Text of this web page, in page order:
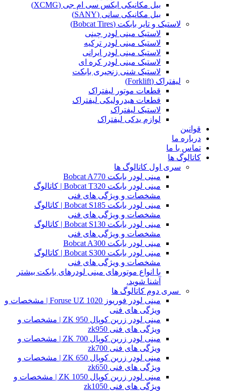
بیل مکانیکی ایکس سی ام جی (XCMG)
بیل مکانیکی سانی (SANY)
لاستیک و تایر بابکت (Bobcat Tires)
لاستیک مینی لودر چینی
لاستیک مینی لودر ترکیه
لاستیک مینی لودر ایرانی
لاستیک مینی لودر کره ای
لاستیک شنی زنجیری بابکت
لیفتراک (Forklift)
قطعات موتور لیفتراک
قطعات هیدرولیکی لیفتراک
لاستیک لیفتراک
لوازم یدکی لیفتراک
قوانین
درباره ما
تماس با ما
کاتالوگ ها
سری اول کاتالوگ ها
مینی لودر بابکت Bobcat A770
مینی لودر بابکت Bobcat T320 | کاتالوگ
مشخصات و ویژگی های فنی
مینی لودر بابکت Bobcat S185 | کاتالوگ
مشخصات و ویژگی های فنی
مینی لودر بابکت Bobcat S130 | کاتالوگ
مشخصات و ویژگی های فنی
مینی لودر بابکت Bobcat A300
مینی لودر بابکت Bobcat S300 | کاتالوگ
مشخصات و ویژگی های فنی
با انواع موتورهای مینی لودرهای بابکت بیشتر
آشنا شوید.
سری دوم کاتالوگ ها
مینی لودر فوریوز Foruse UZ 1020 | مشخصات و
ویژگی های فنی
مینی لودر زرین کوپال ZK 950 | مشخصات و
ویژگی های فنی zk950
مینی لودر زرین کوپال ZK 700 | مشخصات و
ویژگی های فنی zk700
مینی لودر زرین کوپال ZK 650 | مشخصات و
ویژگی های فنی zk650
مینی لودر زرین کوپال ZK 1050 | مشخصات و
ویژگی های فنی zk1050